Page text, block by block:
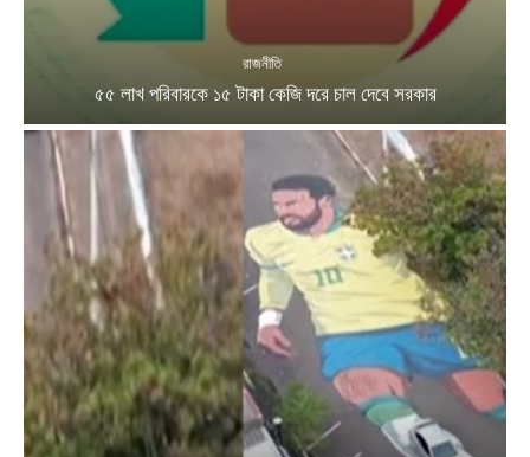
রাজনীতি
৫৫ লাখ পরিবারকে ১৫ টাকা কেজি দরে চাল দেবে সরকার